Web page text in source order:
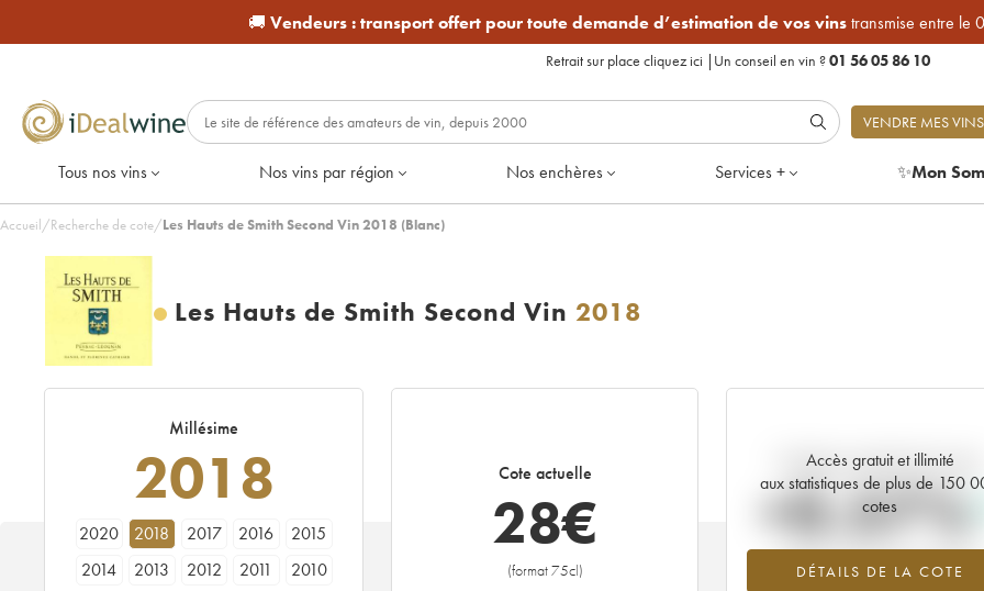
🚚 Vendeurs :transport offert pour toute demande d’estimation de vos vinstransmise entre le
Retrait sur place cliquez ici | Un conseil en vin ?01 56 05 86 10
VENDRE MES VINS
Tous nos vins Nos vins par région Nos enchères Services + ✨Mon
Accueil/Recherche de cote/Les Hauts de Smith Second Vin 2018 (Blanc)
Les Hauts de Smith Second Vin 2018
Millésime
2018
2020 2018 2017 2016
2015
2014
2013 2012 2011
2010
Cote actuelle
28€
(format 75cl)
Accès gratuit et illimité
aux statistiques de plus de 150
cotes
DÉTAILS DE LA COTE
Tendance actuelle de la cote
+0.57%
Tendance à la hausse du millésime
2018 en 2026 par rapport à 2025